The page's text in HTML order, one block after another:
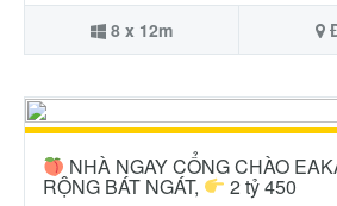
8 x 12m
NHÀ NGAY CỔNG CHÀO
RỘNG BÁT NGÁT, 2 tỷ 450